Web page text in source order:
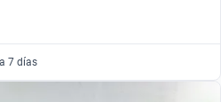
7 días